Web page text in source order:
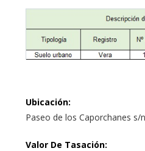
Ubicación:
Paseo de los Caporchanes s/
Valor De Tasación: